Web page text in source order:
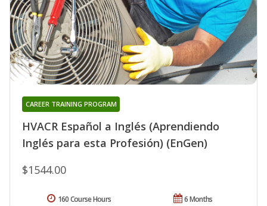
HVACR Español a Inglés (Aprendiendo
Inglés para esta Profesión) (EnGen)
CAREER TRAINING PROGRAM
$1544.00
6 Months
160 Course Hours